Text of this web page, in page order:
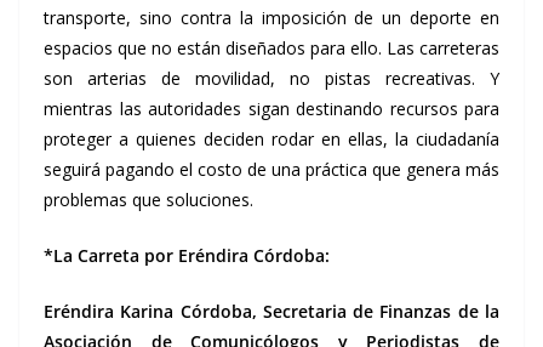
transporte, sino contra la imposición de un deporte en
espacios que no están diseñados para ello. Las carreteras
son arterias de movilidad, no pistas recreativas. Y
mientras las autoridades sigan destinando recursos para
proteger a quienes deciden rodar en ellas, la ciudadanía
seguirá pagando el costo de una práctica que genera más
problemas que soluciones.
*La Carreta por Eréndira Córdoba:
Eréndira Karina Córdoba, Secretaria de Finanzas de la
Asociación de Comunicólogos y Periodistas de